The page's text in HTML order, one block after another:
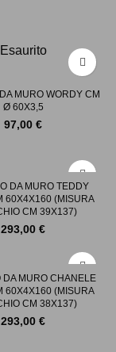
Esaurito
MURO WORDY CM
Ø 60X3,5
97,00 €
DA MURO TEDDY
60X4X160 (MISURA
CM 39X137)
293,00 €
DA MURO CHANELE
60X4X160 (MISURA
CM 38X137)
293,00 €